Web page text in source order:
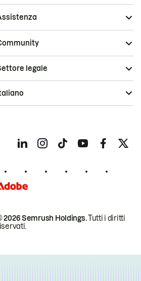
2026 Semrush Holdings.Tutti i diritti
legale